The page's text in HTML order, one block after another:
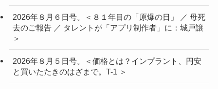
2026年８月６日号。＜８１年目の「原爆の日」 ／ 母死
去のご報告 ／ タレントが「アプリ制作者」に：城戸譲
＞
2026年８月５日号。＜価格とは？インプラント、円安
と買いたたきのはざまで。T-1 ＞